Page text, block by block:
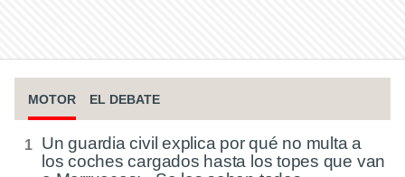
MOTOR EL DEBATE
Un guardia civil explica por qué no multa a
los coches cargados hasta los topes que van